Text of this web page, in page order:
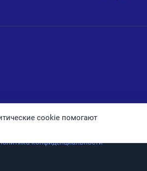
конфиденциальности
cookie помогают